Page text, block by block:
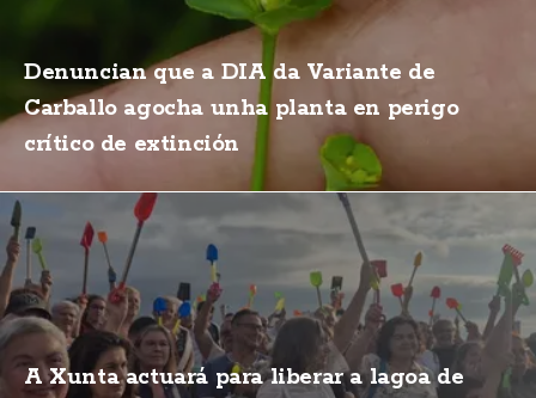
Denuncian que a DIA da Variante de
Carballo agocha unha planta en perigo
crítico de extinción
A Xunta actuará para liberar a lagoa de